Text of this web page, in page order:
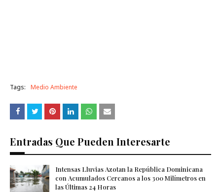
Tags: Medio Ambiente
Entradas Que Pueden Interesarte
Intensas Lluvias Azotan la República Dominicana
con Acumulados Cercanos a los 300 Milímetros en
las Últimas 24 Horas